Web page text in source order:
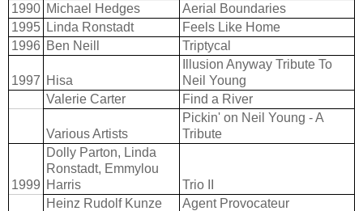
1990 Michael Hedges
Aerial Boundaries
1995
Linda Ronstadt
Feels Like Home
1996 Ben Neill Triptycal
1997 Hisa
Illusion Anyway Tribute To
Neil Young
Valerie Carter
Find a River
Various Artists
Pickin' on Neil Young - A
Tribute
1999
Dolly Parton, Linda
Ronstadt, Emmylou
Harris
Trio II
Heinz Rudolf Kunze
Agent Provocateur